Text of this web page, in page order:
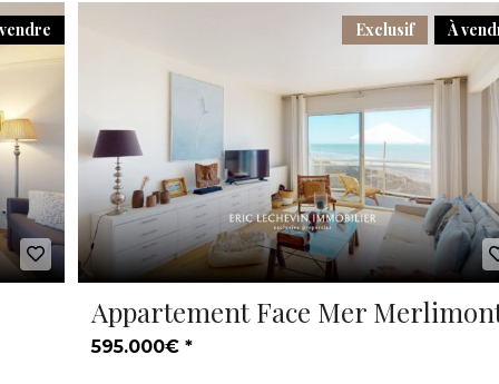
À
Exclusif
Appartement Face Mer
595.000€ *